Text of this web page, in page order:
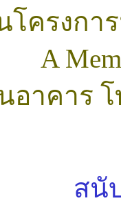
ครงกา
A
าคาร โ
สนั